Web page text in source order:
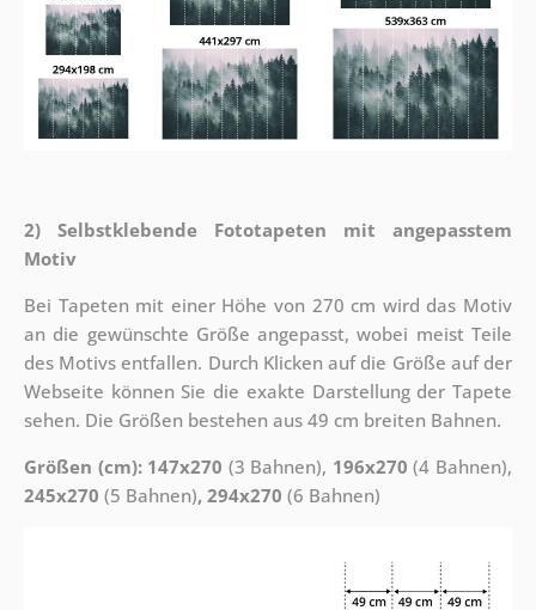
2) Selbstklebende Fototapeten mit angepasstem
Motiv
Bei Tapeten mit einer Höhe von 270 cm wird das Motiv
an die gewünschte Größe angepasst, wobei meist Teile
des Motivs entfallen. Durch Klicken auf die Größe auf der
Webseite können Sie die exakte Darstellung der Tapete
sehen. Die Größen bestehen aus 49 cm breiten Bahnen.
Größen (cm): 147x270 (3 Bahnen), 196x270 (4 Bahnen),
245x270 (5 Bahnen), 294x270 (6 Bahnen)